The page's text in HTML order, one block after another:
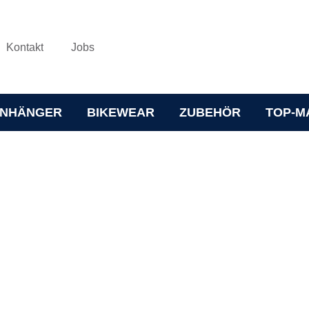
Kontakt Jobs
BIKEWEAR ZUBEHÖR TOP-